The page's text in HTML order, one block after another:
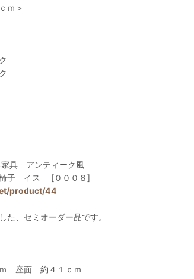
ｍ＞
家具 アンティーク風
椅子 イス [０００８]
product/44
た、セミオーダー品です。
ｍ 座面 約４１ｃｍ